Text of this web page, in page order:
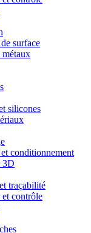
surface
métaux
silicones
conditionnement
3D
traçabilité
contrôle